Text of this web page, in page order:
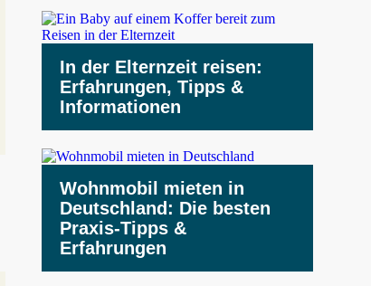
In der Elternzeit reisen:
Erfahrungen, Tipps &
Informationen
Wohnmobil mieten in
Deutschland: Die besten
Praxis-Tipps &
Erfahrungen